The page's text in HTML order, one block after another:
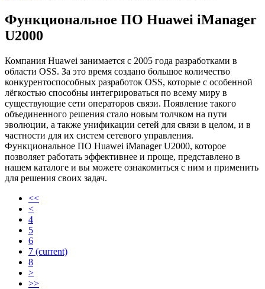
Функциональное ПО Huawei iManager
U2000
Компания Huawei занимается с 2005 года разработками в
области OSS. За это время создано большое количество
конкурентоспособных разработок OSS, которые с особенной
лёгкостью способны интегрироваться по всему миру в
существующие сети операторов связи. Появление такого
объединенного решения стало новым толчком на пути
эволюции, а также унификации сетей для связи в целом, и в
частности для их систем сетевого управления.
Функциональное ПО Huawei iManager U2000, которое
позволяет работать эффективнее и проще, представлено в
нашем каталоге и вы можете ознакомиться с ним и применить
для решения своих задач.
<<
<
4
5
6
7 (current)
8
>
>>